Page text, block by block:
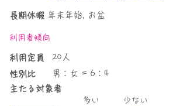
長期休暇 年末年始, お盆
利用者傾向
​利用定員
20人
性別比
男：女 = 6：4
​主たる対象者
​多い 少ない